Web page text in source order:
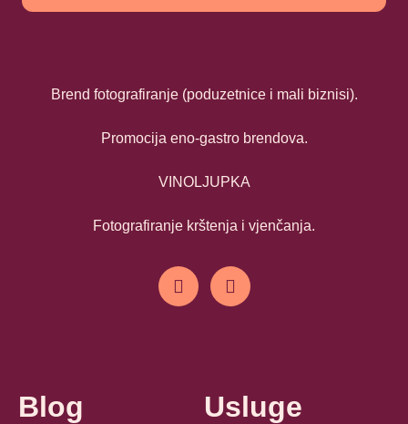
Brend fotografiranje (poduzetnice i mali biznisi).
Promocija eno-gastro brendova.
VINOLJUPKA
Fotografiranje krštenja i vjenčanja.
Blog Usluge